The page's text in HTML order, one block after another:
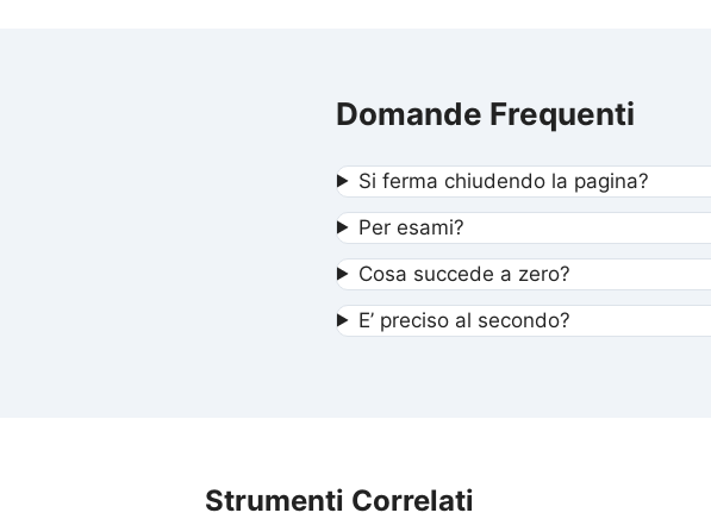
Domande Frequenti
Si ferma chiudendo la pagina?
Per esami?
Cosa succede a zero?
E’ preciso al secondo?
Strumenti Correlati